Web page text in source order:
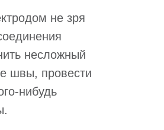
не зря
несложный
швы, провести
нибудь